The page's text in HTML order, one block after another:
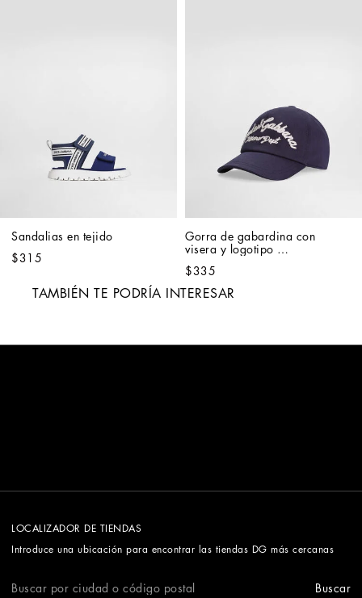
Sandalias en tejido
$315
Gorra de gabardina con
visera y logotipo
$335
TAMBIÉN TE PODRÍA INTERESAR
LOCALIZADOR DE TIENDAS
Introduce una ubicación para encontrar las tiendas DG más cercanas
Buscar